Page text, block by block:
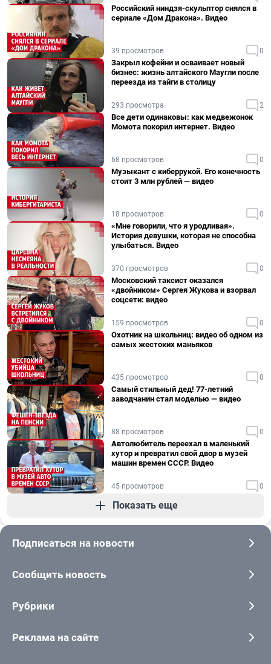
Российский ниндзя-скульптор снялся в
сериале «Дом Дракона». Видео
39 просмотров 0
Закрыл кофейни и осваивает новый
бизнес: жизнь алтайского Маугли после
переезда из тайги в столицу
293 просмотра 2
Все дети одинаковы: как медвежонок
Момота покорил интернет. Видео
68 просмотров 0
Музыкант с киберрукой. Его конечность
стоит 3 млн рублей — видео
18 просмотров 0
«Мне говорили, что я уродливая».
История девушки, которая не способна
улыбаться. Видео
370 просмотров 0
Московский таксист оказался
«двойником» Сергея Жукова и взорвал
соцсети: видео
159 просмотров 0
Охотник на школьниц: видео об одном из
самых жестоких маньяков
435 просмотров 0
Самый стильный дед! 77-летний
заводчанин стал моделью — видео
88 просмотров 0
Автолюбитель переехал в маленький
хутор и превратил свой двор в музей
машин времен СССР. Видео
45 просмотров 0
Показать еще
Подписаться на новости
Сообщить новость
Рубрики
Реклама на сайте